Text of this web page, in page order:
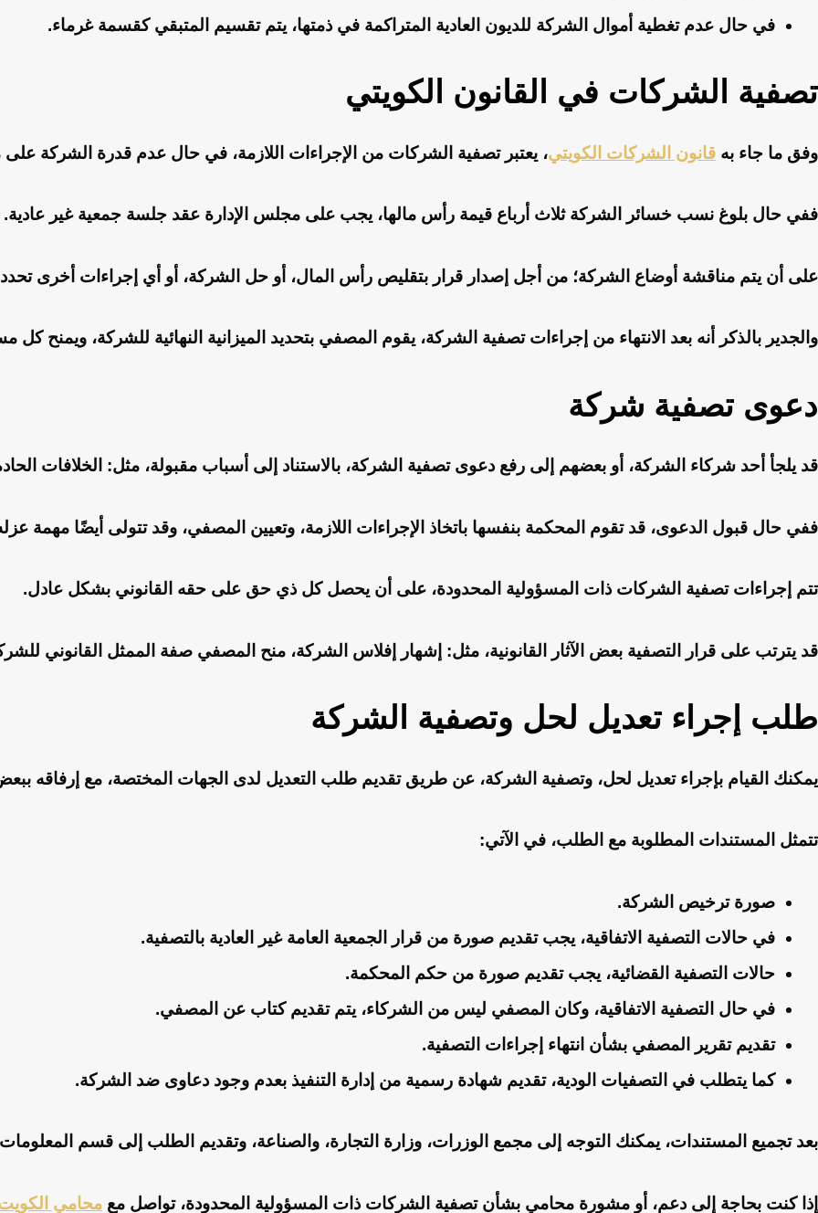
في حال عدم تغطية أموال الشركة للديون العادية المتراكمة في ذمتها، يتم تقسيم المتبقي كقسمة غرماء.
تصفية الشركات في القانون الكويتي
وفق ما جاء به قانون الشركات الكويتي، يعتبر تصفية الشركات من الإجراءات اللازمة، في حال عدم قدرة الشركة على
ففي حال بلوغ نسب خسائر الشركة ثلاث أرباع قيمة رأس مالها، يجب على مجلس الإدارة عقد جلسة جمعية غير عادية.
على أن يتم مناقشة أوضاع الشركة؛ من أجل إصدار قرار بتقليص رأس المال، أو حل الشركة، أو أي إجراءات أخرى
والجدير بالذكر أنه بعد الانتهاء من إجراءات تصفية الشركة، يقوم المصفي بتحديد الميزانية النهائية للشركة، ويمنح
دعوى تصفية شركة
قد يلجأ أحد شركاء الشركة، أو بعضهم إلى رفع دعوى تصفية الشركة، بالاستناد إلى أسباب مقبولة، مثل: الخلافات
ففي حال قبول الدعوى، قد تقوم المحكمة بنفسها باتخاذ الإجراءات اللازمة، وتعيين المصفي، وقد تتولى أيضًا مهمة
تتم إجراءات تصفية الشركات ذات المسؤولية المحدودة، على أن يحصل كل ذي حق على حقه القانوني بشكل عادل.
قد يترتب على قرار التصفية بعض الآثار القانونية، مثل: إشهار إفلاس الشركة، منح المصفي صفة الممثل القانوني
طلب إجراء تعديل لحل وتصفية الشركة
يمكنك القيام بإجراء تعديل لحل، وتصفية الشركة، عن طريق تقديم طلب التعديل لدى الجهات المختصة، مع إرفاقه
تتمثل المستندات المطلوبة مع الطلب، في الآتي:
صورة ترخيص الشركة.
في حالات التصفية الاتفاقية، يجب تقديم صورة من قرار الجمعية العامة غير العادية بالتصفية.
حالات التصفية القضائية، يجب تقديم صورة من حكم المحكمة.
في حال التصفية الاتفاقية، وكان المصفي ليس من الشركاء، يتم تقديم كتاب عن المصفي.
تقديم تقرير المصفي بشأن انتهاء إجراءات التصفية.
كما يتطلب في التصفيات الودية، تقديم شهادة رسمية من إدارة التنفيذ بعدم وجود دعاوى ضد الشركة.
بعد تجميع المستندات، يمكنك التوجه إلى مجمع الوزرات، وزارة التجارة، والصناعة، وتقديم الطلب إلى قسم
إذا كنت بحاجة إلى دعم، أو مشورة محامي بشأن تصفية الشركات ذات المسؤولية المحدودة، تواصل مع محامي